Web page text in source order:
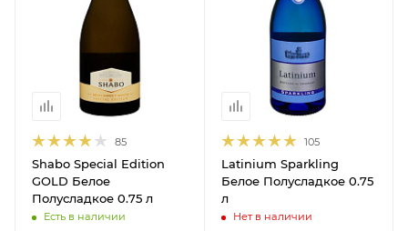
85
Shabo Special Edition
GOLD Белое
Полусладкое 0.75 л
Есть в наличии
105
Latinium Sparkling
Белое Полусладкое 0.75
л
Нет в наличии